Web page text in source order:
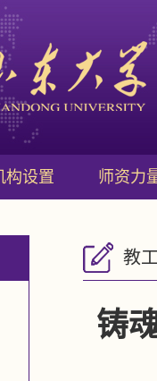
构设置 师资力
教
铸